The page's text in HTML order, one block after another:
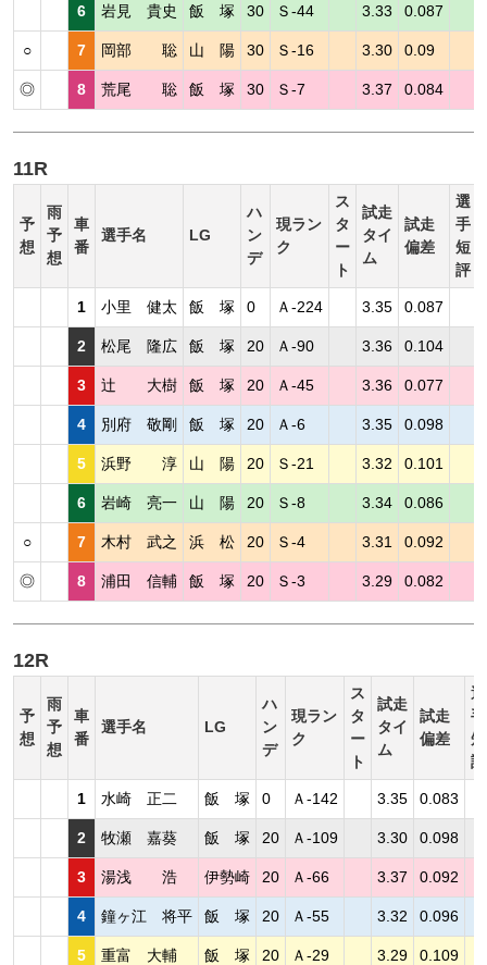
6 岩見 貴史 飯 塚 30 Ｓ-44 3.33 0.087
○ 7 岡部 聡 山 陽 30 Ｓ-16 3.30 0.09
◎ 8 荒尾 聡 飯 塚 30 Ｓ-7 3.37 0.084
11R
予
想
雨
予
想
車
番
選手名 LG
ハ
ン
デ
現ラン
ク
ス
タ
ー
ト
試走
タイ
ム
試走
偏差
選
手
短
評
1 小里 健太 飯 塚 0 Ａ-224 3.35 0.087
2 松尾 隆広 飯 塚 20 Ａ-90 3.36 0.104
3 辻 大樹 飯 塚 20 Ａ-45 3.36 0.077
4 別府 敬剛 飯 塚 20 Ａ-6 3.35 0.098
5 浜野 淳 山 陽 20 Ｓ-21 3.32 0.101
6 岩崎 亮一 山 陽 20 Ｓ-8 3.34 0.086
○ 7 木村 武之 浜 松 20 Ｓ-4 3.31 0.092
◎ 8 浦田 信輔 飯 塚 20 Ｓ-3 3.29 0.082
12R
予
想
雨
予
想
車
番
選手名 LG
ハ
ン
デ
現ラン
ク
ス
タ
ー
ト
試走
タイ
ム
試走
偏差
選
手
短
評
1 水崎 正二 飯 塚 0 Ａ-142 3.35 0.083
2 牧瀬 嘉葵 飯 塚 20 Ａ-109 3.30 0.098
3 湯浅 浩 伊勢崎 20 Ａ-66 3.37 0.092
4 鐘ヶ江 将平 飯 塚 20 Ａ-55 3.32 0.096
5 重富 大輔 飯 塚 20 Ａ-29 3.29 0.109